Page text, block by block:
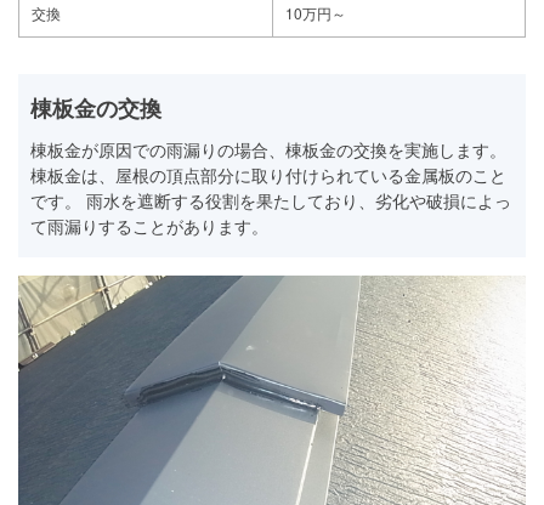
交換 10万円～
棟板金の交換
棟板金が原因での雨漏りの場合、棟板金の交換を実施します。
棟板金は、屋根の頂点部分に取り付けられている金属板のこと
です。 雨水を遮断する役割を果たしており、劣化や破損によっ
て雨漏りすることがあります。